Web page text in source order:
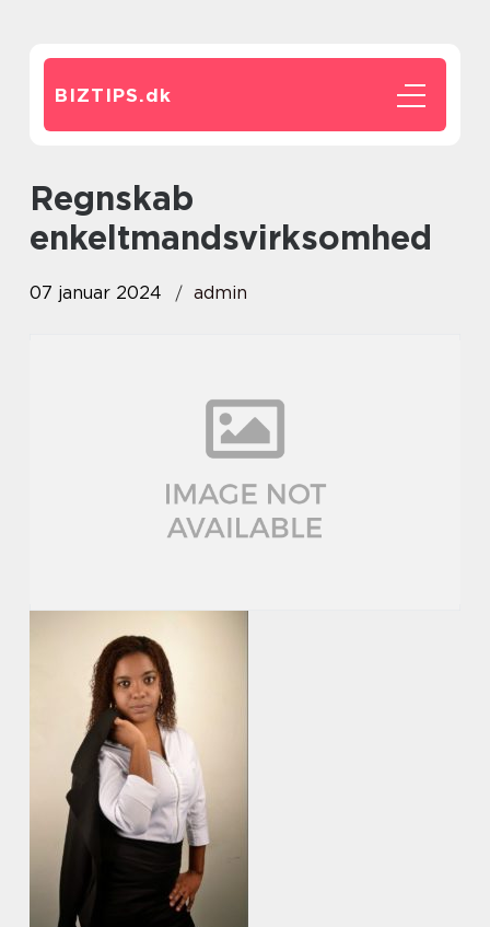
BIZTIPS.dk
regnskab
enkeltmandsvirksomhed
07 januar 2024 admin